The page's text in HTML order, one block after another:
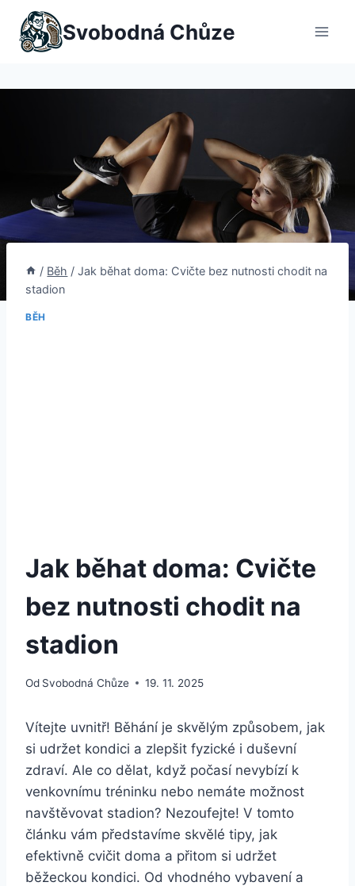
Přeskočit
obsah
Svobodná Chůze
/ Běh / Jak běhat doma: Cvičte bez nutnosti chodit na
stadion
BĚH
Jak běhat doma: Cvičte
bez nutnosti chodit na
stadion
Od Svobodná Chůze 19. 11. 2025
Vítejte uvnitř! Běhání je skvělým způsobem, jak
si udržet kondici a zlepšit fyzické i duševní
zdraví. Ale co dělat, když počasí nevybízí k
venkovnímu tréninku nebo nemáte možnost
navštěvovat stadion? Nezoufejte! V tomto
článku vám představíme skvělé tipy, jak
efektivně cvičit doma a přitom si udržet
běžeckou kondici. Od vhodného vybavení a